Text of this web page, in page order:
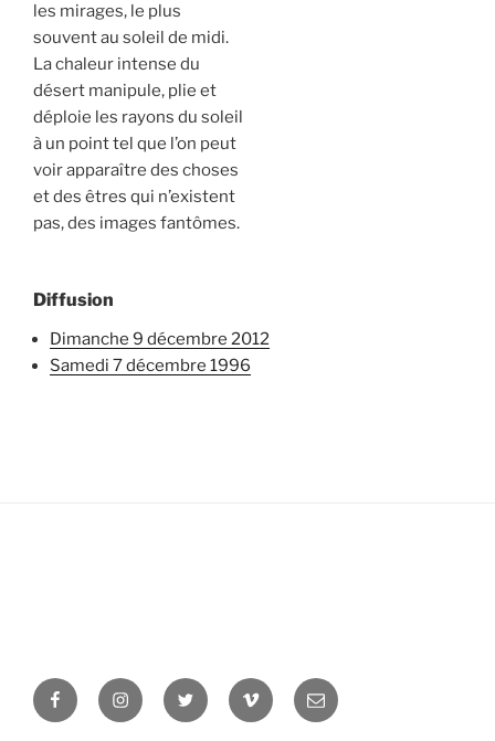
les mirages, le plus
souvent au soleil de midi.
La chaleur intense du
désert manipule, plie et
déploie les rayons du soleil
à un point tel que l’on peut
voir apparaître des choses
et des êtres qui n’existent
pas, des images fantômes.
Diffusion
dimanche 9 décembre 2012
samedi 7 décembre 1996
FacebookInstagramTwitter Vimeo Newsletter